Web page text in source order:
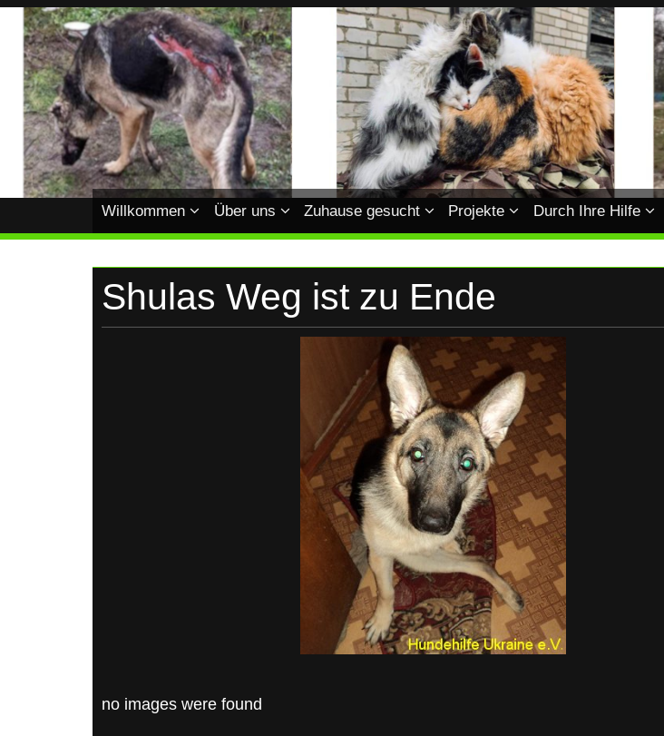
Skip
content
HUNDEHILFE-
UKRAINE
Hundehilfe-
Ukraine
Willkommen Über uns Zuhause gesucht Projekte Durch Ihre Hilfe
Shulas Weg ist zu Ende
no images were found